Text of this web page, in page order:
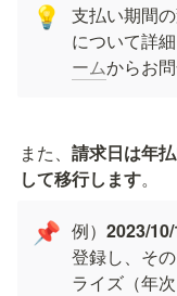
💡
支払い期間
について詳
ームからお
また、 請求日は年
して移行します。
📌 例） 2023/
登録し、そ
ライズ（年